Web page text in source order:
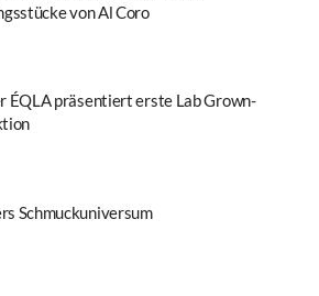
von Al Coro
ÉQLA präsentiert erste Lab Grown-
Schmuckuniversum